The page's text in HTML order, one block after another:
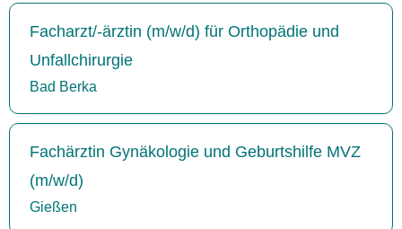
Facharzt/-ärztin (m/w/d) für Orthopädie und
Unfallchirurgie
Bad Berka
Fachärztin Gynäkologie und Geburtshilfe MVZ
(m/w/d)
Gießen